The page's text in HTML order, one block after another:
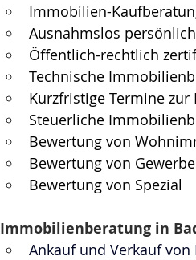
Immobilien-
Ausnahmslos
Öffentlich-rechtlich
Technische
Kurzfristige Termine zur
Steuerliche
Bewertung von
Bewertung von
Bewertung von Spezial
Immobilienberatung in
Ankauf und Verkauf